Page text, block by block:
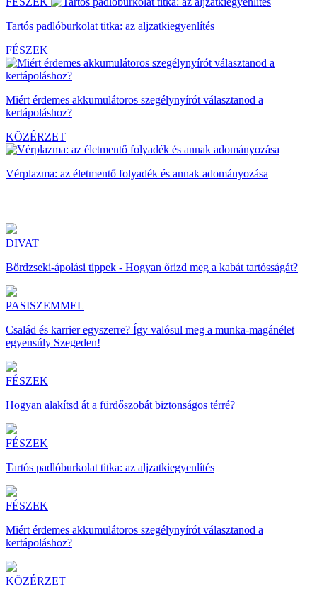
Tartós padlóburkolat titka: az aljzatkiegyenlítés
FÉSZEK
Miért érdemes akkumulátoros szegélynyírót választanod a
kertápoláshoz?
KÖZÉRZET
Vérplazma: az életmentő folyadék és annak adományozása
DIVAT
Bőrdzseki-ápolási tippek - Hogyan őrizd meg a kabát tartósságát?
PASISZEMMEL
Család és karrier egyszerre? Így valósul meg a munka-magánélet
egyensúly Szegeden!
FÉSZEK
Hogyan alakítsd át a fürdőszobát biztonságos térré?
FÉSZEK
Tartós padlóburkolat titka: az aljzatkiegyenlítés
FÉSZEK
Miért érdemes akkumulátoros szegélynyírót választanod a
kertápoláshoz?
KÖZÉRZET